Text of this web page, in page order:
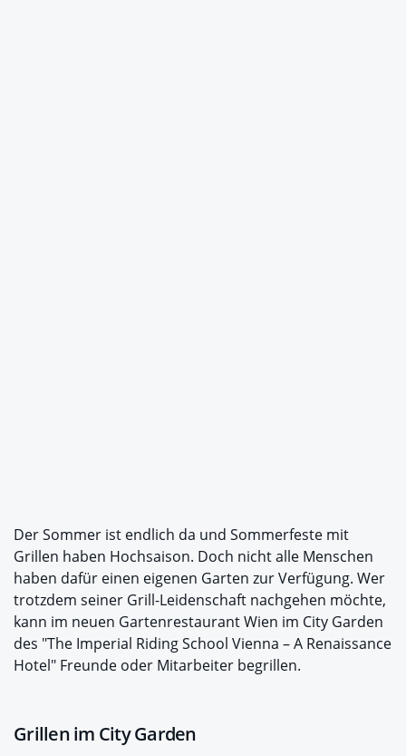
Der Sommer ist endlich da und Sommerfeste mit
Grillen haben Hochsaison. Doch nicht alle Menschen
haben dafür einen eigenen Garten zur Verfügung. Wer
trotzdem seiner Grill-Leidenschaft nachgehen möchte,
kann im neuen Gartenrestaurant Wien im City Garden
des "The Imperial Riding School Vienna – A Renaissance
Hotel" Freunde oder Mitarbeiter begrillen.
Grillen im City Garden